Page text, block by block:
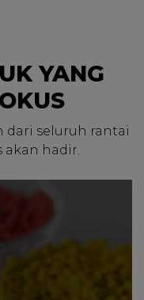
YANG
dari seluruh rantai
akan hadir.